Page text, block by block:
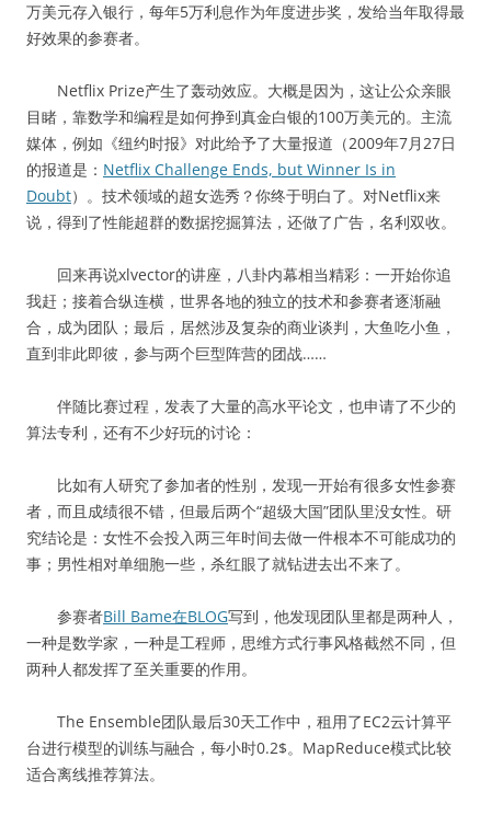
万美元存入银行，每年5万利息作为年度进步奖，发给当年取得最
好效果的参赛者。
Netflix Prize产生了轰动效应。大概是因为，这让公众亲眼
目睹，靠数学和编程是如何挣到真金白银的100万美元的。主流
媒体，例如《纽约时报》对此给予了大量报道（2009年7月27日
的报道是： Netflix Challenge Ends, but Winner Is in
Doubt）。技术领域的超女选秀？你终于明白了。对Netflix来
说，得到了性能超群的数据挖掘算法，还做了广告，名利双收。
回来再说xlvector的讲座，八卦内幕相当精彩：一开始你追
我赶；接着合纵连横，世界各地的独立的技术和参赛者逐渐融
合，成为团队；最后，居然涉及复杂的商业谈判，大鱼吃小鱼，
直到非此即彼，参与两个巨型阵营的团战……
伴随比赛过程，发表了大量的高水平论文，也申请了不少的
算法专利，还有不少好玩的讨论：
比如有人研究了参加者的性别，发现一开始有很多女性参赛
者，而且成绩很不错，但最后两个“超级大国”团队里没女性。研
究结论是：女性不会投入两三年时间去做一件根本不可能成功的
事；男性相对单细胞一些，杀红眼了就钻进去出不来了。
参赛者Bill Bame在BLOG写到，他发现团队里都是两种人，
一种是数学家，一种是工程师，思维方式行事风格截然不同，但
两种人都发挥了至关重要的作用。
The Ensemble团队最后30天工作中，租用了EC2云计算平
台进行模型的训练与融合，每小时0.2$。MapReduce模式比较
适合离线推荐算法。